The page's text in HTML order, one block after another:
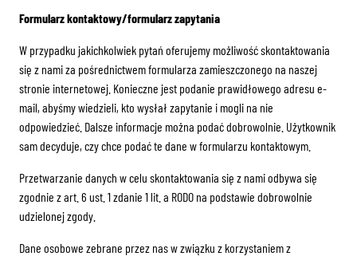
Formularz kontaktowy/formularz zapytania
W przypadku jakichkolwiek pytań oferujemy możliwość skontaktowania
się z nami za pośrednictwem formularza zamieszczonego na naszej
stronie internetowej. Konieczne jest podanie prawidłowego adresu e-
mail, abyśmy wiedzieli, kto wysłał zapytanie i mogli na nie
odpowiedzieć. Dalsze informacje można podać dobrowolnie. Użytkownik
sam decyduje, czy chce podać te dane w formularzu kontaktowym.
Przetwarzanie danych w celu skontaktowania się z nami odbywa się
zgodnie z art. 6 ust. 1 zdanie 1 lit. a RODO na podstawie dobrowolnie
udzielonej zgody.
Dane osobowe zebrane przez nas w związku z korzystaniem z